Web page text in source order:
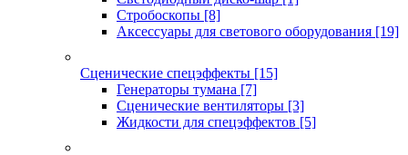
Стробоскопы [8]
Аксессуары для светового оборудования [19]
Сценические спецэффекты [15]
Генераторы тумана [7]
Сценические вентиляторы [3]
Жидкости для спецэффектов [5]